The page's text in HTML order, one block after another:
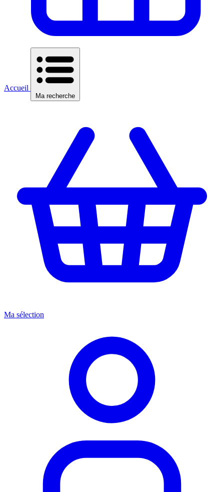
Accueil
Ma recherche
Ma sélection